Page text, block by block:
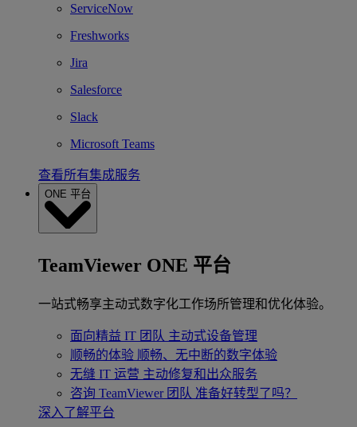
ServiceNow
Freshworks
Jira
Salesforce
Slack
Microsoft Teams
查看所有集成服务
ONE 平台
TeamViewer ONE 平台
一站式畅享主动式数字化工作场所管理和优化体验。
面向精益 IT 团队 主动式设备管理
顺畅的体验 顺畅、无中断的数字体验
无缝 IT 运营 主动修复和出众服务
咨询 TeamViewer 团队 准备好转型了吗？
深入了解平台